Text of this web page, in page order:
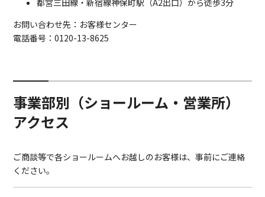
お問い合わせ先：お客様センター
電話番号：0120-13-8625
事業部別（ショールーム・営業所）
アクセス
ご商談等で各ショールームへお越しのお客様は、事前にご連絡
ください。